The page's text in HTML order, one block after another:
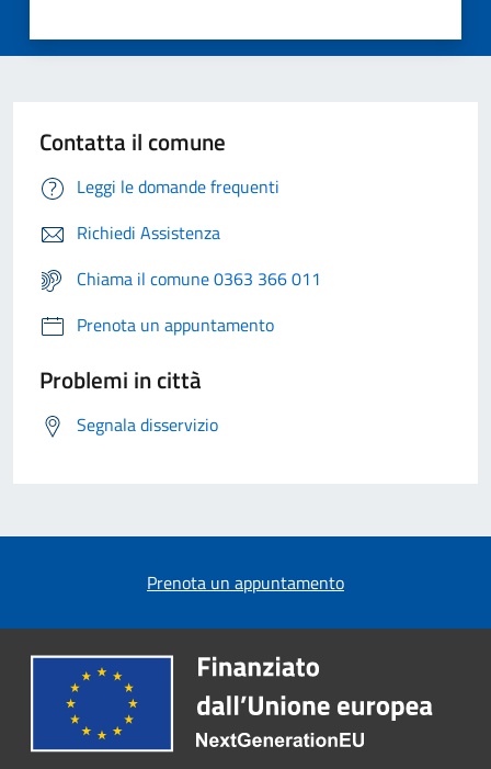
Contatta il comune
Leggi le domande frequenti
Richiedi Assistenza
Chiama il comune 0363 366 011
Prenota un appuntamento
Problemi in città
Segnala disservizio
Prenota un appuntamento